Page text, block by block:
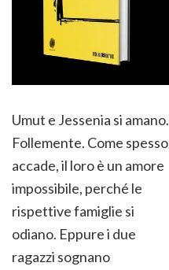
Umut e Jessenia si amano.
Follemente. Come spesso
accade, il loro è un amore
impossibile, perché le
rispettive famiglie si
odiano. Eppure i due
ragazzi sognano